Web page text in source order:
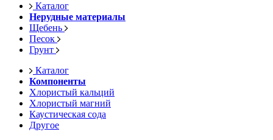
Каталог
Нерудные материалы
Щебень
Песок
Грунт
Каталог
Компоненты
Хлористый кальций
Хлористый магний
Каустическая сода
Другое